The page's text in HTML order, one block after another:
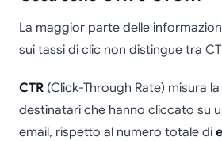
La maggior parte delle
sui tassi di clic non distingue tra
CTR (Click-Through Rate) misura
destinatari che hanno cliccato su
email, rispetto al numero totale di